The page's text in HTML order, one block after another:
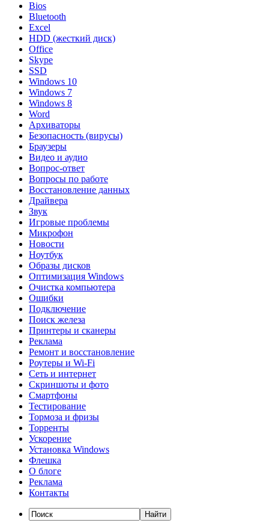
Bios
Bluetooth
Excel
HDD (жесткий диск)
Office
Skype
SSD
Windows 10
Windows 7
Windows 8
Word
Архиваторы
Безопасность (вирусы)
Браузеры
Видео и аудио
Вопрос-ответ
Вопросы по работе
Восстановление данных
Драйвера
Звук
Игровые проблемы
Микрофон
Новости
Ноутбук
Образы дисков
Оптимизация Windows
Очистка компьютера
Ошибки
Подключение
Поиск железа
Принтеры и сканеры
Реклама
Ремонт и восстановление
Роутеры и Wi-Fi
Сеть и интернет
Скриншоты и фото
Смартфоны
Тестирование
Тормоза и фризы
Торренты
Ускорение
Установка Windows
Флешка
О блоге
Реклама
Контакты